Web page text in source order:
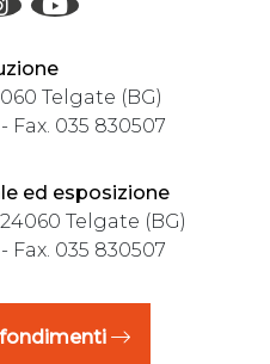
Telgate (BG)
- Fax. 035 830507
ed esposizione
Telgate (BG)
- Fax. 035 830507